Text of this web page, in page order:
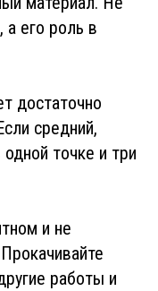
а его роль в
достаточно
средний,
точке и три
и не
работы и